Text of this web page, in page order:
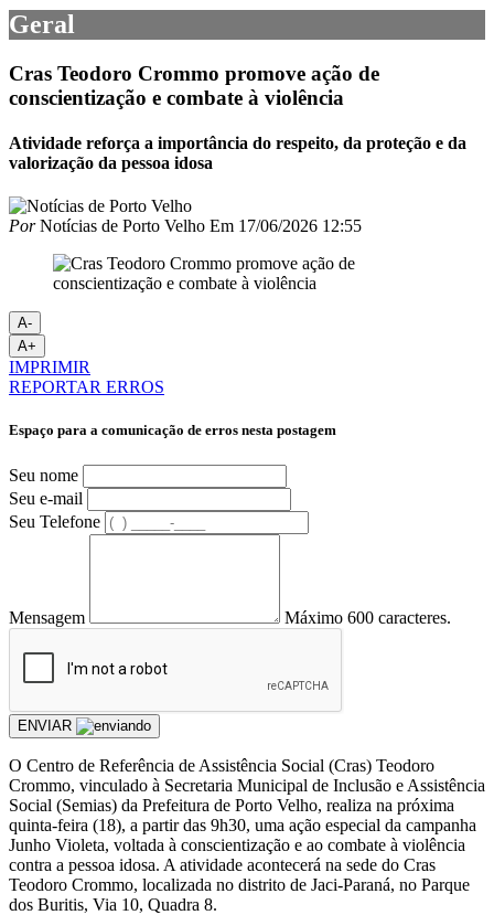
Geral
Cras Teodoro Crommo promove ação de
conscientização e combate à violência
Atividade reforça a importância do respeito, da proteção e da
valorização da pessoa idosa
PorNotícias de Porto Velho Em 17/06/2026 12:55
A-
A+
IMPRIMIR
REPORTAR ERROS
Espaço para a comunicação de erros nesta postagem
Seu nome
Seu e-mail
Seu Telefone
Mensagem Máximo 600 caracteres.
ENVIAR
O Centro de Referência de Assistência Social (Cras) Teodoro
Crommo, vinculado à Secretaria Municipal de Inclusão e Assistência
Social (Semias) da Prefeitura de Porto Velho, realiza na próxima
quinta-feira (18), a partir das 9h30, uma ação especial da campanha
Junho Violeta, voltada à conscientização e ao combate à violência
contra a pessoa idosa. A atividade acontecerá na sede do Cras
Teodoro Crommo, localizada no distrito de Jaci-Paraná, no Parque
dos Buritis, Via 10, Quadra 8.